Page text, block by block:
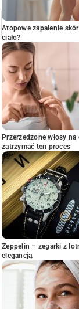
Atopowe zapalenie
ciało?
Przerzedzone włosy
zatrzymać ten proces
Zeppelin – zegarki z
elegancją